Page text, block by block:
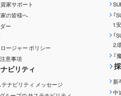
家サポート
の皆様へ
ー
ージャーポリシー
意事項
ビリティ
ナビリティ メッセージ
「
1.
「
2.
『
新
中